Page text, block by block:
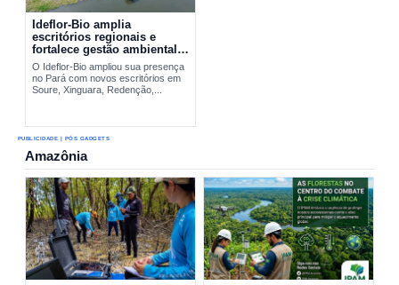
Ideflor-Bio amplia
escritórios regionais e
fortalece gestão ambiental
no Pará
O Ideflor-Bio ampliou sua presença
no Pará com novos escritórios em
Soure, Xinguara, Redenção,...
PUBLICIDADE | PÓS GADGETS
Amazônia